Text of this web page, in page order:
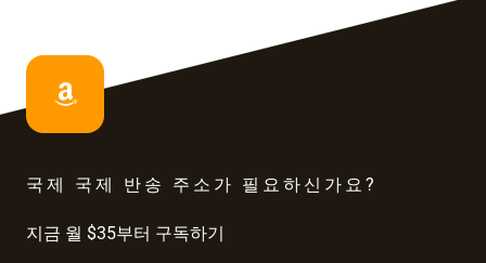
국제 국제 반송 주소가 필요하신가요?
지금 월 $35부터 구독하기